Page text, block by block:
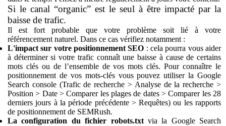
Si le canal “organic” est le seul à être impacté par la
baisse de trafic.
Il est fort probable que votre problème soit lié à votre
référencement naturel. Dans ce cas vérifiez notamment :
L'impact sur votre positionnement SEO : cela pourra vous aider
à déterminer si votre trafic connaît une baisse à cause de certains
mots clés ou de l’ensemble de vos mots clés. Pour connaître le
positionnement de vos mots-clés vous pouvez utiliser la Google
Search console (Trafic de recherche > Analyse de la recherche >
Position > Date > Comparer les plages de dates > Comparer les 28
derniers jours à la période précédente > Requêtes) ou les rapports
de positionnement de SEMRush.
La configuration du fichier robots.txtvia la Google Search